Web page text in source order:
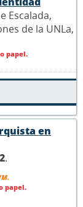
Escalada,
de la UNLa,
papel.
en
.
papel.